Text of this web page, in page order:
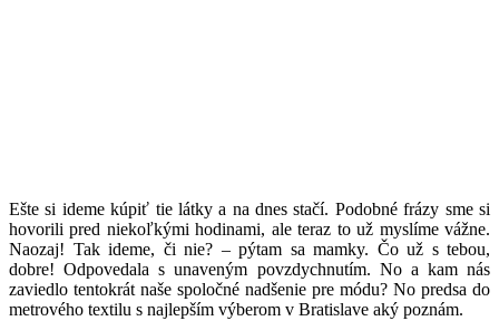
Ešte si ideme kúpiť tie látky a na dnes stačí. Podobné frázy sme si
hovorili pred niekoľkými hodinami, ale teraz to už myslíme vážne.
Naozaj! Tak ideme, či nie? – pýtam sa mamky. Čo už s tebou,
dobre! Odpovedala s unaveným povzdychnutím. No a kam nás
zaviedlo tentokrát naše spoločné nadšenie pre módu? No predsa do
metrového textilu s najlepším výberom v Bratislave aký poznám.